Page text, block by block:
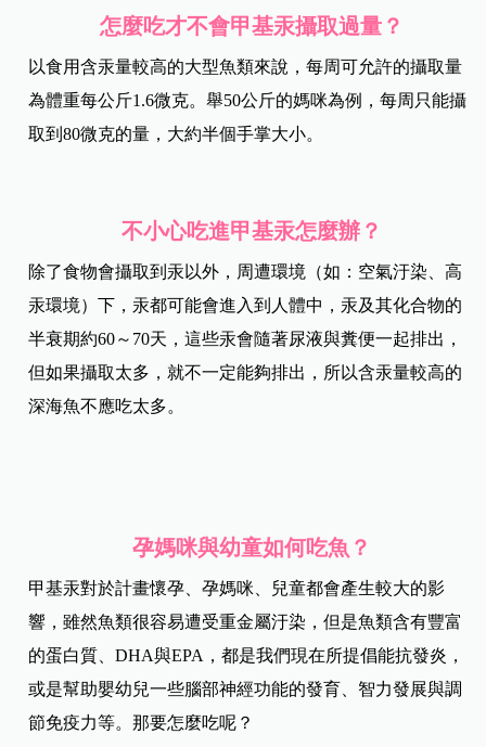
怎麼吃才不會甲基汞攝取過量？
以食用含汞量較高的大型魚類來說，每周可允許的攝取量
為體重每公斤1.6微克。舉50公斤的媽咪為例，每周只能攝
取到80微克的量，大約半個手掌大小。
不小心吃進甲基汞怎麼辦？
除了食物會攝取到汞以外，周遭環境（如：空氣汙染、高
汞環境）下，汞都可能會進入到人體中，汞及其化合物的
半衰期約60～70天，這些汞會隨著尿液與糞便一起排出，
但如果攝取太多，就不一定能夠排出，所以含汞量較高的
深海魚不應吃太多。
孕媽咪與幼童如何吃魚？
甲基汞對於計畫懷孕、孕媽咪、兒童都會產生較大的影
響，雖然魚類很容易遭受重金屬汙染，但是魚類含有豐富
的蛋白質、DHA與EPA，都是我們現在所提倡能抗發炎，
或是幫助嬰幼兒一些腦部神經功能的發育、智力發展與調
節免疫力等。那要怎麼吃呢？